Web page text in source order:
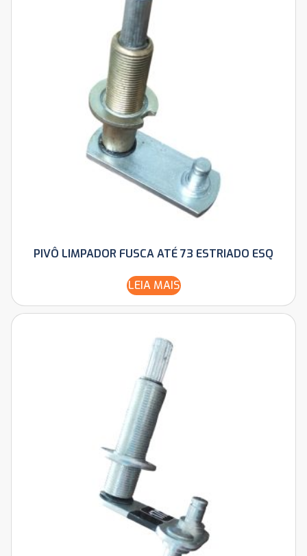
PIVÔ LIMPADOR FUSCA ATÉ 73 ESTRIADO ESQ
LEIA MAIS